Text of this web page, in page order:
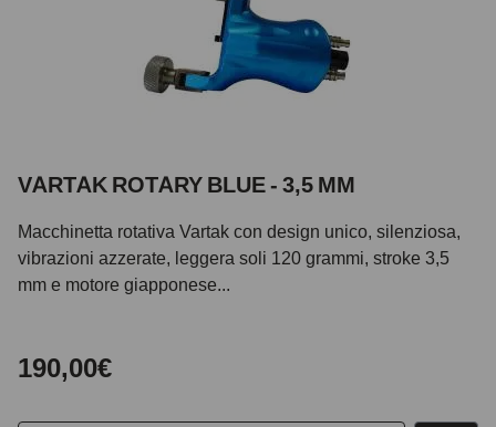
VARTAK ROTARY BLUE - 3,5 MM
Macchinetta rotativa Vartak con design unico, silenziosa,
vibrazioni azzerate, leggera soli 120 grammi, stroke 3,5
mm e motore giapponese...
190,00€